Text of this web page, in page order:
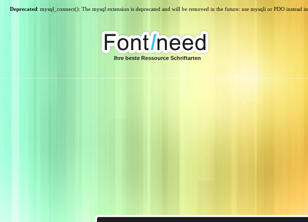
Deprecated: mysql_connect(): The mysql extension is deprecated and will be removed in the future: use mysqli or PDO instead in
Ihre beste Ressource Schriftarten